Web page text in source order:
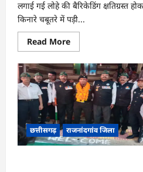
लगाई गई लोहे की बैरिकेडिंग क्षतिग्रस्त
किनारे चबूतरे में पड़ी...
Read MoreRead
more
राजनांदगांव
:
ओवरब्रिज
पर
क्षतिग्रस्त
बैरिकेडिंग
से
हो
सकता
है
हादसा,
छत्तीसगढ़ राजनांदगांव जिला